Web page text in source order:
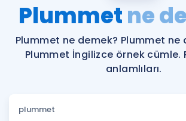
ÜYE DEĞİLİM
Faydalı Araçlar
Sözlük
Hakkımızda
Plummetne
Plummet ne demek? Plummet ne
Plummet İngilizce örnek cümle.
anlamlıları.